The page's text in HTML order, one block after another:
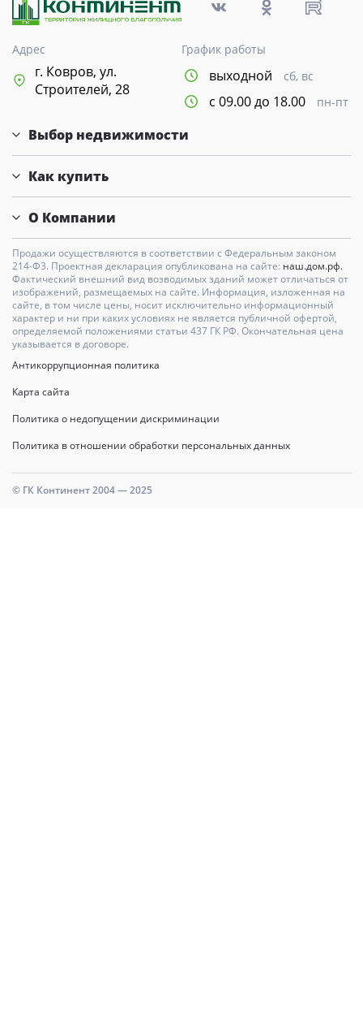
Адрес
г. Ковров, ул.
Строителей, 28
График работы
выходной сб, вс
с 09.00 до 18.00 пн-пт
Выбор недвижимости
Как купить
О Компании
Продажи осуществляются в соответствии с Федеральным законом
214-Ф3. Проектная декларация опубликована на сайте: наш.дом.рф.
Фактический внешний вид возводимых зданий может отличаться от
изображений, размещаемых на сайте. Информация, изложенная на
сайте, в том числе цены, носит исключительно информационный
характер и ни при каких условиях не является публичной офертой,
определяемой положениями статьи 437 ГК РФ. Окончательная цена
указывается в договоре.
Антикоррупционная политика
Карта сайта
Политика о недопущении дискриминации
Политика в отношении обработки персональных данных
© ГК Континент 2004 — 2025